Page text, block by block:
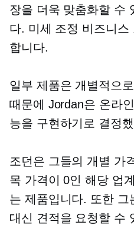
장을 더욱 맞춤화할 수
다. 미세 조정 비즈니스
합니다.
일부 제품은 개별적으
때문에 Jordan은 온라
능을 구현하기로 결정
조던은 그들의 개별 가
목 가격이 0인 해당 업
는 제품입니다. 또한
대신 견적을 요청할 수